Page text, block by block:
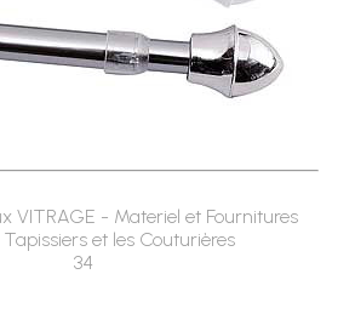
VITRAGE - Materiel et Fournitures
et les Couturières
34